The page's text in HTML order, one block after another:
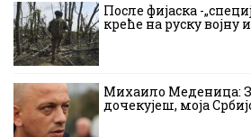
После фијаска -
креће на руску војну
Михаило Меденица:
дочекујеш, моја